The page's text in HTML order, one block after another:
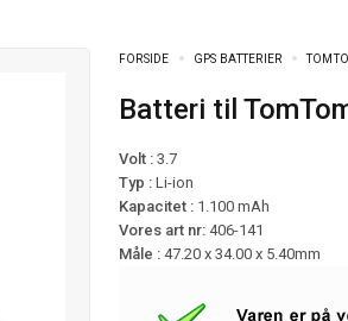
FORSIDE GPS BATTERIER
Batteri til
Volt :3.7
Typ : Li-ion
Kapacitet : 1.100 mAh
Vores art nr: 406-141
Måle : 47.20 x 34.00 x 5.40mm